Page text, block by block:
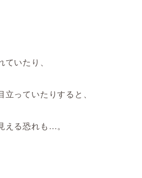
いたり、
っていたりすると、
える恐れも…。